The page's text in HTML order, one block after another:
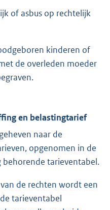
of asbus op rechtelijk
kinderen of
de overleden moeder
en belastingtarief
naar de
opgenomen in de
behorende tarieventabel.
de rechten wordt een
tarieventabel